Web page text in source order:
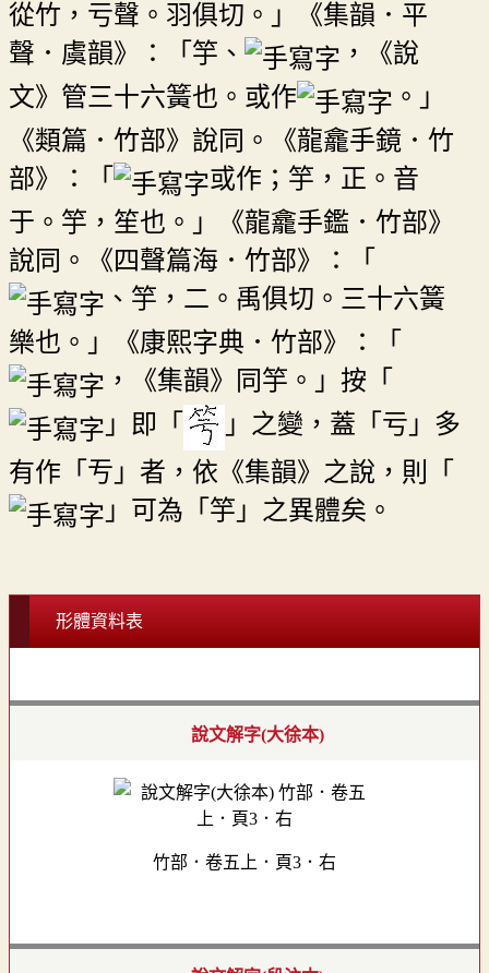
從竹，亏聲。羽俱切。」《集韻．平
聲．虞韻》：「竽、
，《說
文》管三十六簧也。或作
。」
《類篇．竹部》說同。《龍龕手鏡．竹
部》：「
或作；竽，正。音
于。竽，笙也。」《龍龕手鑑．竹部》
說同。《四聲篇海．竹部》：「
、竽，二。禹俱切。三十六簧
樂也。」《康熙字典．竹部》：「
，《集韻》同竽。」按「
」即「
」之變，蓋「亏」多
有作「亐」者，依《集韻》之說，則「
」可為「竽」之異體矣。
形體資料表
說文解字(大徐本)
竹部．卷五上．頁3．右